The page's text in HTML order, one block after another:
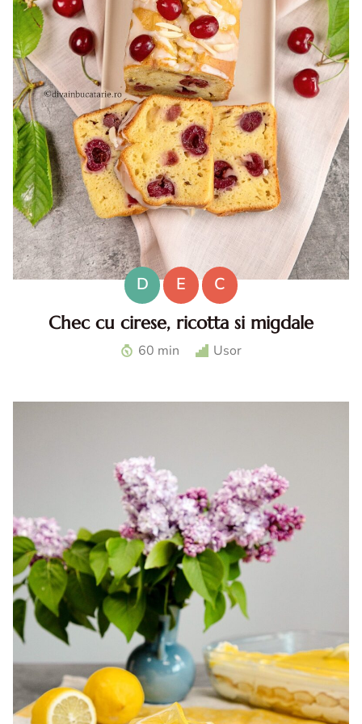
D E
C
Chec cu cirese, ricotta si migdale
Chec cu cirese. Chec cu ricotta. Desert cu cirese. Reteta
chec pufos cu cirese. Chec de casa cu cirese. Prajitura cu
60 min Usor